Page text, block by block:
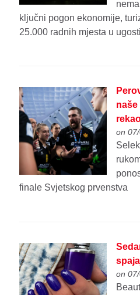
ključni pogon ekonomije,
25.000 radnih mjesta u
naše
on
finale Svjetskog prvenstva
on